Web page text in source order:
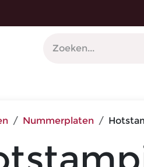
Nummerplaten